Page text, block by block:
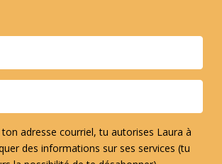
ton adresse courriel, tu autorises Laura à
des informations sur ses services (tu